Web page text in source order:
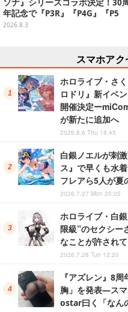
ソナ』シリーズコラボ決定！30
年記念で『P3R』『P4G』『P5
R』の3作品参戦
2026.8.3
スマホア
ホロライブ・さ
ロドリ』新イベ
開催決定ー
が新たに追加へ
2026.8.6 Thu 18:45
白銀ノエルが刺
ス』で早くも水
フレアら5人が夏
2026.7.27 Mon 20:05
ホロライブ・白
限級”のセクシ
なことが許され
2026.7.28 Tue 12:20
『アズレン』8
胸」を発表―ス
ostar曰く「なん